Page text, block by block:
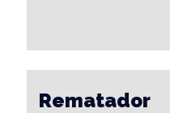
Rematador